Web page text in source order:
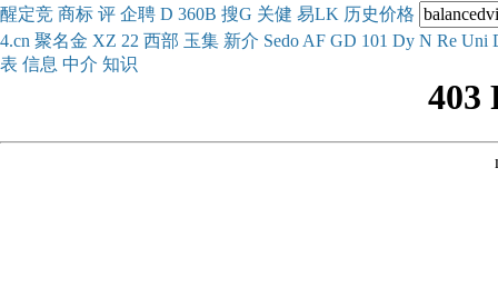
醒定竞 商标 评 企聘 D 360B 搜G 关健 易LK 历史价格
4.cn 聚名金 XZ 22 西部 玉集 新介 Sedo AF GD 101 Dy N Re Uni
表 信息 中介 知识